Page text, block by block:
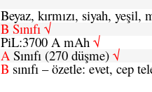
Beyaz, kırmızı, siyah,
B Sınıfı √
PiL:3700 A mAh √
ASınıfı (270 düşme) √
B sınıfı – özetle: evet, cep